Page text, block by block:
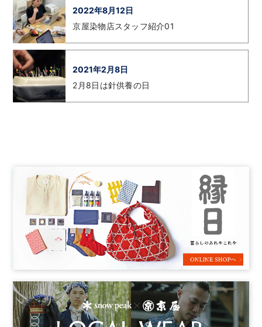
2022年8月12日
京屋染物店スタッフ紹介01
2021年2月8日
2月8日は針供養の日